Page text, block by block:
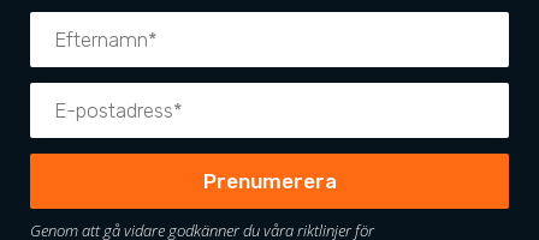
Genom att gå vidare godkänner du våra riktlinjer för